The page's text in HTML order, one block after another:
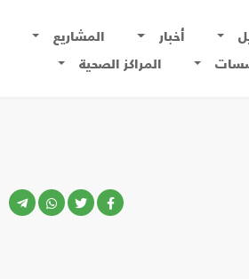
أخبار المشاريع
المراكز الصحية